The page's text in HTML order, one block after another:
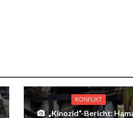
KONFLIKT
„Kinozid“-Bericht: